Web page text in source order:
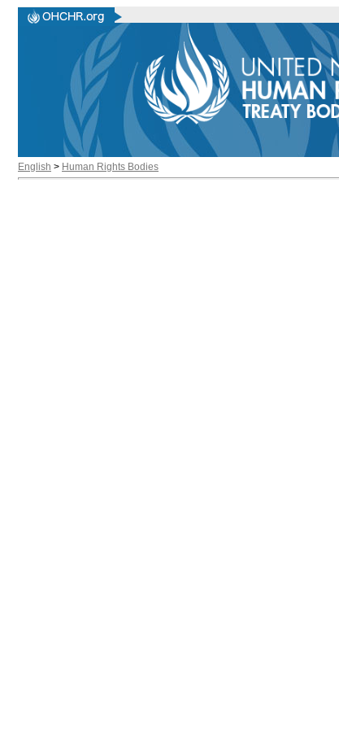
English > Human Rights Bodies